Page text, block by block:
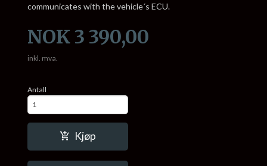
communicates with the vehicle´s ECU.
Pris
NOK 3 390,00
inkl. mva.
Antall
Kjøp